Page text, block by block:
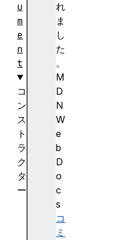
れ
ま
し
た
。
M
D
N
W
e
b
D
o
c
s
コ
ミ
u
m
e
n
t
コ
ン
ス
ト
ラ
ク
タ
ー